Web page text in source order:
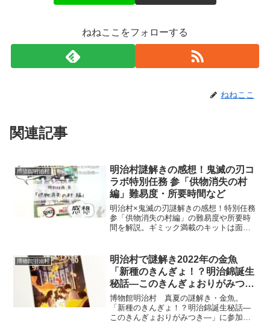
ねねここをフォローする
ねねここ
関連記事
博物館明治村
明治村謎解きの感想！鬼滅の刃コ
ラボ特別任務 参「供物消失の村
編」難易度・所要時間など
明治村×鬼滅の刃謎解きの感想！特別任務
参「供物消失の村編」の難易度や所要時
間を解説。ギミック満載のキットは面白
博物館明治村
明治村で謎解き2022年の金魚
「新種のきんぎょ！？明治錦誕生
秘話―このきんぎょおりがみつき
―」感想
博物館明治村 真夏の謎解き・金魚。
「新種のきんぎょ！？明治錦誕生秘話―
このきんぎょおりがみつき―」に参加し